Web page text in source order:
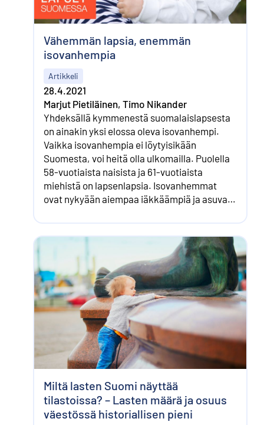
Vähemmän lapsia, enemmän
isovanhempia
Artikkeli
28.4.2021
Marjut Pietiläinen, Timo Nikander
Yhdeksällä kymmenestä suomalaislapsesta
on ainakin yksi elossa oleva isovanhempi.
Vaikka isovanhempia ei löytyisikään
Suomesta, voi heitä olla ulkomailla. Puolella
58-vuotiaista naisista ja 61-vuotiaista
miehistä on lapsenlapsia. Isovanhemmat
ovat nykyään aiempaa iäkkäämpiä ja asuvat
Miltä lasten Suomi näyttää
tilastoissa? – Lasten määrä ja osuus
väestössä historiallisen pieni